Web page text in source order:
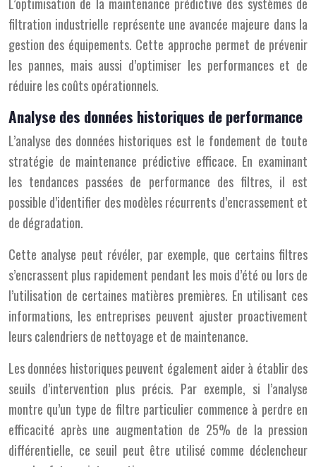
filtration industrielle représente une avancée majeure dans la
gestion des équipements. Cette approche permet de prévenir
les pannes, mais aussi d’optimiser les performances et de
réduire les coûts opérationnels.
Analyse des données historiques de performance
L’analyse des données historiques est le fondement de toute
stratégie de maintenance prédictive efficace. En examinant
les tendances passées de performance des filtres, il est
possible d’identifier des modèles récurrents d’encrassement et
de dégradation.
Cette analyse peut révéler, par exemple, que certains filtres
s’encrassent plus rapidement pendant les mois d’été ou lors de
l’utilisation de certaines matières premières. En utilisant ces
informations, les entreprises peuvent ajuster proactivement
leurs calendriers de nettoyage et de maintenance.
Les données historiques peuvent également aider à établir des
seuils d’intervention plus précis. Par exemple, si l’analyse
montre qu’un type de filtre particulier commence à perdre en
efficacité après une augmentation de 25% de la pression
différentielle, ce seuil peut être utilisé comme déclencheur